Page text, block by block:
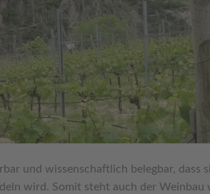
und wissenschaftlich belegbar, dass
wird. Somit steht auch der